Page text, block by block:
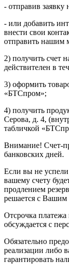
- отправив заявку
- или добавить
внести свои
отправить нашим
2) получить счет
действителен в
3) оформить
«БТСпром»;
4) получить
Серова, д. 4,
табличкой
Внимание! Счет-
банковских дней.
Если вы не успели
вашему счету
продлением
решается с
Отсрочка
обсуждается с
Обязательно
реализации либо
гарантировать